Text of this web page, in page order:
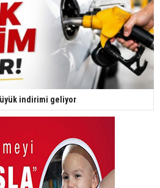
indirimi geliyor